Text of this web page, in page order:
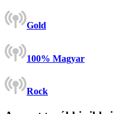
Gold
100% Magyar
Rock